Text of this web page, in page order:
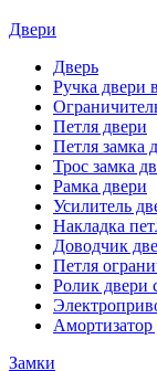
Двери
Дверь
Ручка двери
Петля двери
Петля замка
Трос замка
Рамка двери
Усилитель
Накладка
Доводчик
Петля
Ролик двери
Замки